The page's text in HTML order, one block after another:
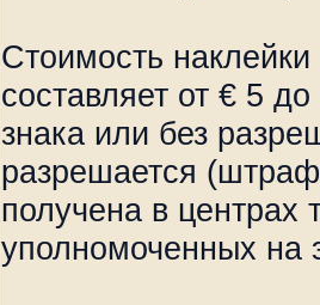
Стоимость
составляет от € 5
знака или без
разрешается
получена в центрах
уполномоченных на